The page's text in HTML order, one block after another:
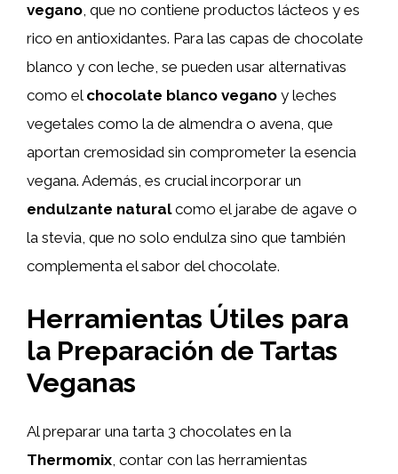
vegano, que no contiene productos lácteos y es
rico en antioxidantes. Para las capas de chocolate
blanco y con leche, se pueden usar alternativas
como el chocolate blanco vegano y leches
vegetales como la de almendra o avena, que
aportan cremosidad sin comprometer la esencia
vegana. Además, es crucial incorporar un
endulzante naturalcomo el jarabe de agave o
la stevia, que no solo endulza sino que también
complementa el sabor del chocolate.
Herramientas Útiles para
la Preparación de Tartas
Veganas
Al preparar una tarta 3 chocolates en la
Thermomix , contar con las herramientas